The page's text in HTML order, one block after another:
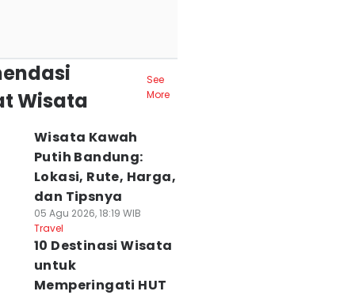
Wisata
See
More
Wisata Kawah
Putih Bandung:
Lokasi, Rute, Harga,
dan Tipsnya
05 Agu 2026, 18:19 WIB
Travel
10 Destinasi Wisata
untuk
Memperingati HUT